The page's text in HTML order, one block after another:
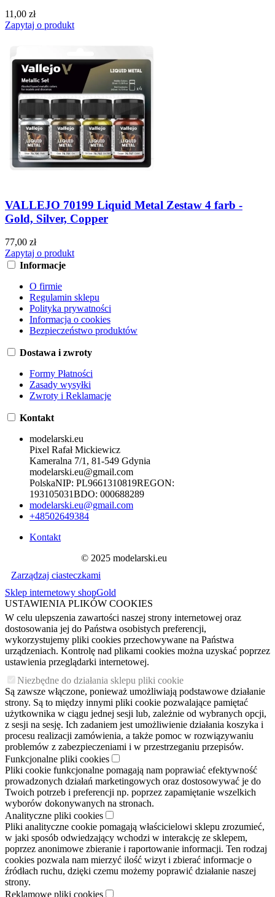
11,00 zł
Zapytaj o produkt
VALLEJO 70199 Liquid Metal Zestaw 4 farb -
Gold, Silver, Copper
77,00 zł
Zapytaj o produkt
Informacje
O firmie
Regulamin sklepu
Polityka prywatności
Informacja o cookies
Bezpieczeństwo produktów
Dostawa i zwroty
Formy Płatności
Zasady wysyłki
Zwroty i Reklamacje
Kontakt
modelarski.eu
Pixel Rafał Mickiewicz
Kameralna 7/1, 81-549 Gdynia
modelarski.eu@gmail.com
PolskaNIP: PL9661310819REGON:
193105031BDO: 000688289
modelarski.eu@gmail.com
+48502649384
Kontakt
© 2025 modelarski.eu
Zarządzaj ciasteczkami
Sklep internetowy shopGold
USTAWIENIA PLIKÓW COOKIES
W celu ulepszenia zawartości naszej strony internetowej oraz
dostosowania jej do Państwa osobistych preferencji,
wykorzystujemy pliki cookies przechowywane na Państwa
urządzeniach. Kontrolę nad plikami cookies można uzyskać poprzez
ustawienia przeglądarki internetowej.
Niezbędne do działania sklepu pliki cookie
Są zawsze włączone, ponieważ umożliwiają podstawowe działanie
strony. Są to między innymi pliki cookie pozwalające pamiętać
użytkownika w ciągu jednej sesji lub, zależnie od wybranych opcji,
z sesji na sesję. Ich zadaniem jest umożliwienie działania koszyka i
procesu realizacji zamówienia, a także pomoc w rozwiązywaniu
problemów z zabezpieczeniami i w przestrzeganiu przepisów.
Funkcjonalne pliki cookies
Pliki cookie funkcjonalne pomagają nam poprawiać efektywność
prowadzonych działań marketingowych oraz dostosowywać je do
Twoich potrzeb i preferencji np. poprzez zapamiętanie wszelkich
wyborów dokonywanych na stronach.
Analityczne pliki cookies
Pliki analityczne cookie pomagają właścicielowi sklepu zrozumieć,
w jaki sposób odwiedzający wchodzi w interakcję ze sklepem,
poprzez anonimowe zbieranie i raportowanie informacji. Ten rodzaj
cookies pozwala nam mierzyć ilość wizyt i zbierać informacje o
źródłach ruchu, dzięki czemu możemy poprawić działanie naszej
strony.
Reklamowe pliki cookies